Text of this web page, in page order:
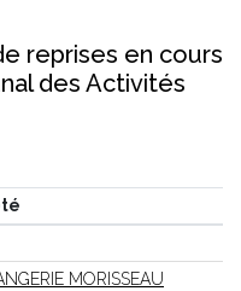
reprises en cours
des Activités
MORISSEAU